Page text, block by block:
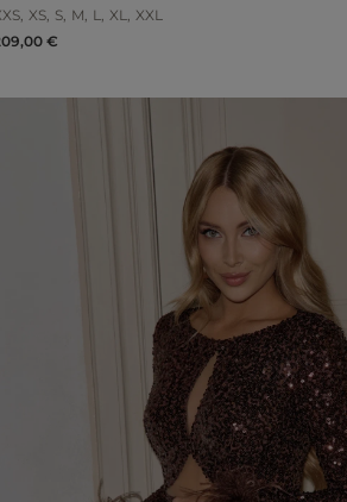
XS S M L XL XXL
€